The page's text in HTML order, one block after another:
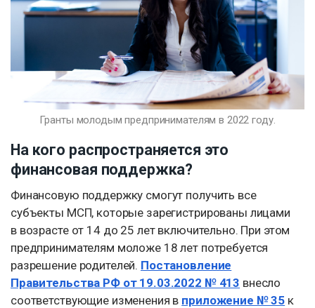
Гранты молодым предпринимателям в 2022 году.
На кого распространяется это
финансовая поддержка?
Финансовую поддержку смогут получить все
субъекты МСП, которые зарегистрированы лицами
в возрасте от 14 до 25 лет включительно. При этом
предпринимателям моложе 18 лет потребуется
разрешение родителей. Постановление
Правительства РФ от 19.03.2022 № 413 внесло
соответствующие изменения в приложение № 35 к